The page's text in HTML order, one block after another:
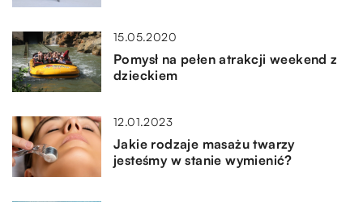
15.05.2020
Pomysł na pełen atrakcji weekend z
dzieckiem
12.01.2023
Jakie rodzaje masażu twarzy
jesteśmy w stanie wymienić?